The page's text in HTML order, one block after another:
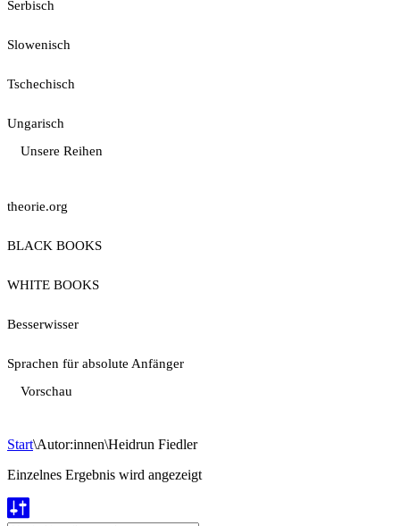
Serbisch
Slowenisch
Tschechisch
Ungarisch
Unsere Reihen
theorie.org
BLACK BOOKS
WHITE BOOKS
Besserwisser
Sprachen für absolute Anfänger
Vorschau
Start\Autor:innen\Heidrun Fiedler
Einzelnes Ergebnis wird angezeigt